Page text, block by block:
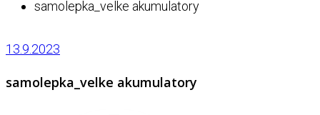
samolepka_velke akumulatory
13.9.2023
samolepka_velke akumulatory